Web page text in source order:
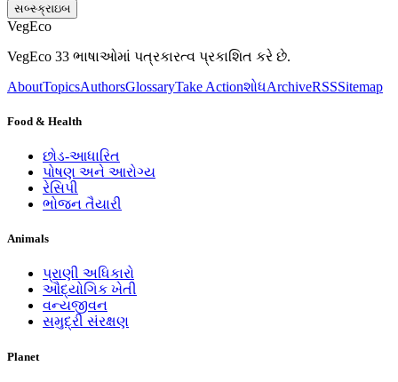
સબ્સ્ક્રાઇબ
VegEco
VegEco 33 ભાષાઓમાં પત્રકારત્વ પ્રકાશિત કરે છે.
AboutTopicsAuthorsGlossaryTake ActionશોધArchiveRSSSitemap
Food & Health
છોડ-આધારિત
પોષણ અને આરોગ્ય
રેસિપી
ભોજન તૈયારી
Animals
પ્રાણી અધિકારો
ઔદ્યોગિક ખેતી
વન્યજીવન
સમુદ્રી સંરક્ષણ
Planet